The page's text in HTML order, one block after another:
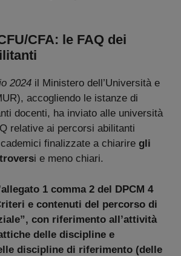
CFA: le FAQ dei
2024 il Ministero dell’Università e
accogliendo le istanze di
docenti, ha inviato alle università
relative ai percorsi abilitanti
finalizzate a chiarire gli
i e meno chiari.
1 comma 2 del DPCM 4
e contenuti del percorso di
con riferimento all’attività
delle discipline e
discipline di riferimento (delle